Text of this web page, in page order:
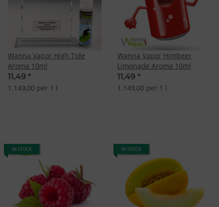
Wanna Vapor High Tide
Aroma 10ml
11,49 *
1.149,00 per 1 l
Wanna Vapor Himbeer
Limonade Aroma 10ml
11,49 *
1.149,00 per 1 l
IN STOCK IN STOCK